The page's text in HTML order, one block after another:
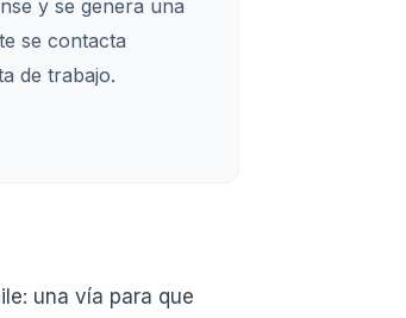
y se genera una
se contacta
de trabajo.
una vía para que